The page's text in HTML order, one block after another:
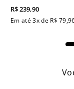
R$239,90
Em até3x de R$ 79,